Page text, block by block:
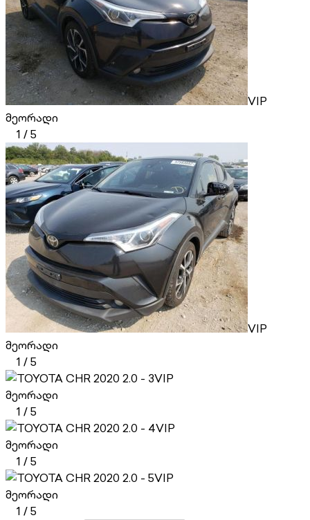
VIP
მეორადი
1 /5
VIP
მეორადი
1 /5
VIP
მეორადი
1 /5
VIP
მეორადი
1 /5
VIP
მეორადი
1 /5